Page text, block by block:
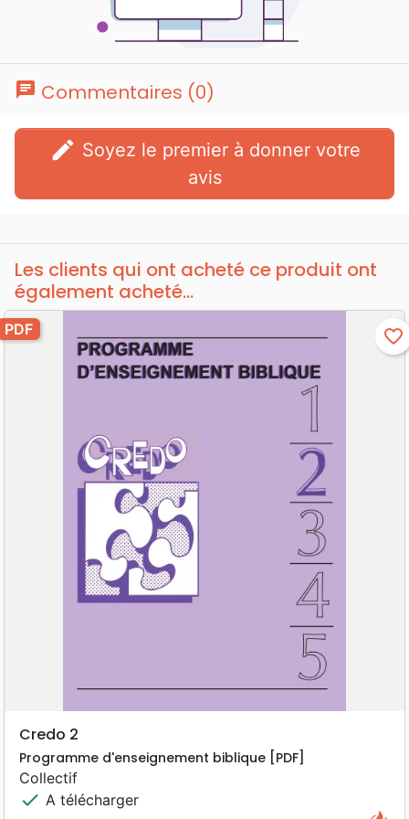
chat Commentaires (0)
edit
avis
Les clients qui ont acheté ce produit ont
également acheté...
PDF favorite_border
Credo 2
Programme d'enseignement biblique [PDF]
Collectif
check A télécharger